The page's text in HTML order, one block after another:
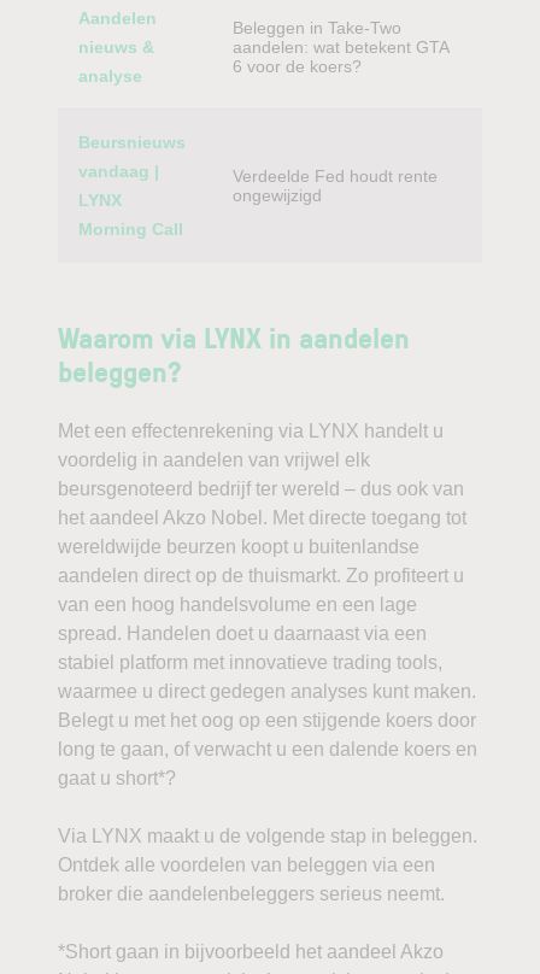
Aandelen
nieuws &
analyse
Beleggen in Take-Two
aandelen: wat betekent GTA
6 voor de koers?
Beursnieuws
vandaag |
LYNX
Morning Call
Verdeelde Fed houdt rente
ongewijzigd
Waarom via LYNX in aandelen
beleggen?
Met een effectenrekening via LYNX handelt u
voordelig in aandelen van vrijwel elk
beursgenoteerd bedrijf ter wereld – dus ook van
het aandeel Akzo Nobel. Met directe toegang tot
wereldwijde beurzen koopt u buitenlandse
aandelen direct op de thuismarkt. Zo profiteert u
van een hoog handelsvolume en een lage
spread. Handelen doet u daarnaast via een
stabiel platform met innovatieve trading tools,
waarmee u direct gedegen analyses kunt maken.
Belegt u met het oog op een stijgende koers door
long te gaan, of verwacht u een dalende koers en
gaat u short*?
Via LYNX maakt u de volgende stap in beleggen.
Ontdek alle voordelen van beleggen via een
broker die aandelenbeleggers serieus neemt.
*Short gaan in bijvoorbeeld het aandeel Akzo